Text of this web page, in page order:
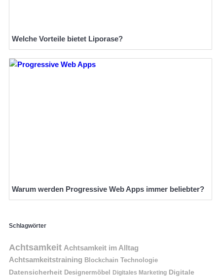
Welche Vorteile bietet Liporase?
Warum werden Progressive Web Apps immer beliebter?
Schlagwörter
Achtsamkeit Achtsamkeit im Alltag
Achtsamkeitstraining Blockchain Technologie
Datensicherheit Designermöbel Digitales Marketing Digitale